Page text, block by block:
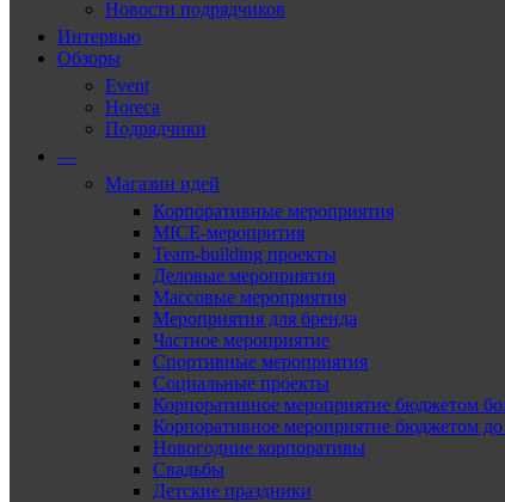
Новости подрядчиков
Интервью
Обзоры
Event
Horeca
Подрядчики
—
Магазин идей
Корпоративные мероприятия
MICE-меропрития
Team-building проекты
Деловые мероприятия
Массовые мероприятия
Мероприятия для бренда
Частное мероприятие
Спортивные мероприятия
Социальные проекты
Корпоративное мероприятие бюджетом
Корпоративное мероприятие бюджетом до
Новогодние корпоративы
Свадьбы
Детские праздники